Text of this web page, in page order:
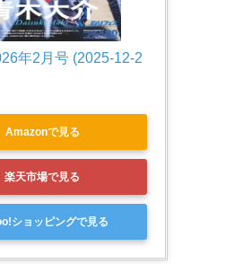
年2月号 (2025-12-2
Amazonで見る
楽天市場で見る
ショッピングで見る